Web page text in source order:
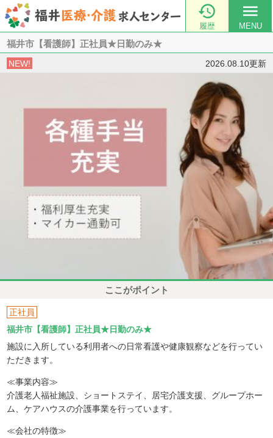

履歴
menu
MENU
福井市【看護師】正社員★日勤のみ★
NEW! 2026.08.10更新
ここがポイント
正社員
福井市【看護師】正社員★日勤のみ★
施設に入所している利用者への日常看護や健康観察などを行ってい
ただきます。
≪事業内容≫
介護老人福祉施設、ショートステイ、居宅介護支援、グループホー
ム、ケアハウスの介護事業を行っています。
≪会社の特徴≫